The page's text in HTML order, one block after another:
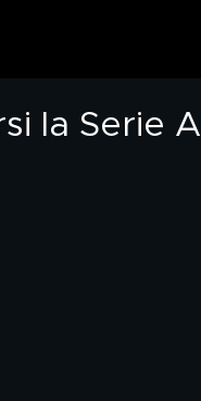
la Serie A